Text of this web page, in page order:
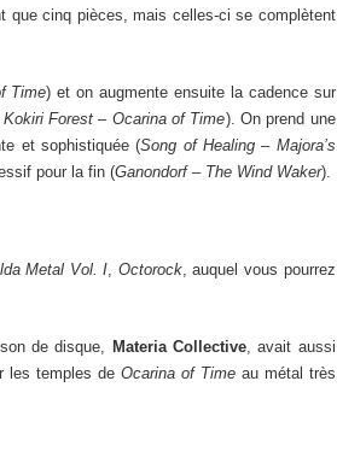
que cinq pièces, mais celles-ci se complètent
Time) et on augmente ensuite la cadence sur
Kokiri Forest – Ocarina of Time). On prend une
et sophistiquée (Song of Healing – Majora’s
pour la fin (Ganondorf – The Wind Waker).
Metal Vol. I, Octorock, auquel vous pourrez
de disque, Materia Collective, avait aussi
les temples de Ocarina of Timeau métal très